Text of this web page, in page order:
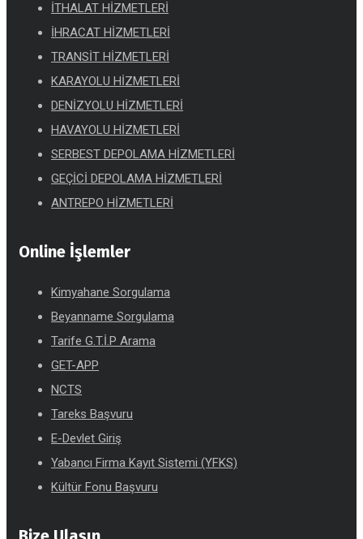
İTHALAT HİZMETLERİ
İHRACAT HİZMETLERİ
TRANSİT HİZMETLERİ
KARAYOLU HİZMETLERİ
DENİZYOLU HİZMETLERİ
HAVAYOLU HİZMETLERİ
SERBEST DEPOLAMA HİZMETLERİ
GEÇİCİ DEPOLAMA HİZMETLERİ
ANTREPO HİZMETLERİ
Online İşlemler
Kimyahane Sorgulama
Beyanname Sorgulama
Tarife G.T.İ.P Arama
GET-APP
NCTS
Tareks Başvuru
E-Devlet Giriş
Yabancı Firma Kayıt Sistemi (YFKS)
Kültür Fonu Başvuru